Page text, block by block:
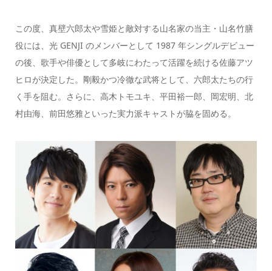
この度、真壁六郎太や雪姫と敵対する山名家の当主・山名竹膳
役には、光 GENJI のメンバーとして 1987 年シングルデビュー
の後、歌手や俳優として多岐にわたって活躍を続ける佐藤アツ
ヒロが決定した。剛毅かつ冷徹な武将として、六郎太たちの行
く手を阻む。さらに、高木トモユキ、平田裕一郎、岡宏明、北
村由海、前田悠雅といった実力派キャストが脇を固める。